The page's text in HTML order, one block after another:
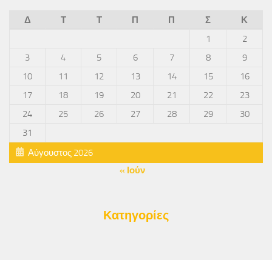
Αύγουστος 2026
Δ Τ Τ Π Π Σ
Κ
1
2
3
4 5 6 7 8
9
10
11 12 13 14 15
16
17
18 19 20 21 22
23
24
25 26 27 28 29
30
31
« Ιούν
Κατηγορίες